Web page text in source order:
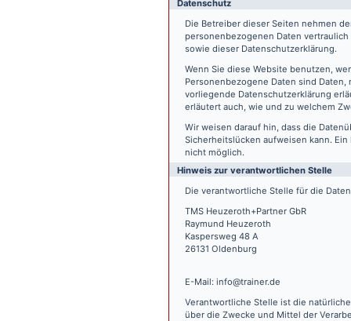
Datenschutz
Die Betreiber dieser Seiten nehmen
personenbezogenen Daten
sowie dieser Datenschutzerklärung.
Wenn Sie diese Website benutzen,
Personenbezogene Daten sind
vorliegende Datenschutzerklärung
erläutert auch, wie und zu welchem
Wir weisen darauf hin, dass die
Sicherheitslücken aufweisen kann.
nicht möglich.
Hinweis zur verantwortlichen Stelle
Die verantwortliche Stelle für die
TMS Heuzeroth+Partner GbR
Raymund Heuzeroth
Kaspersweg 48 A
26131 Oldenburg
E-Mail: info@trainer.de
Verantwortliche Stelle ist die
über die Zwecke und Mittel der